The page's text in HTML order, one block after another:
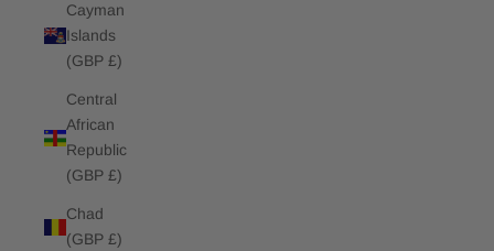
Cayman
Islands
(GBP £)
Central
African
Republic
(GBP £)
Chad
(GBP £)